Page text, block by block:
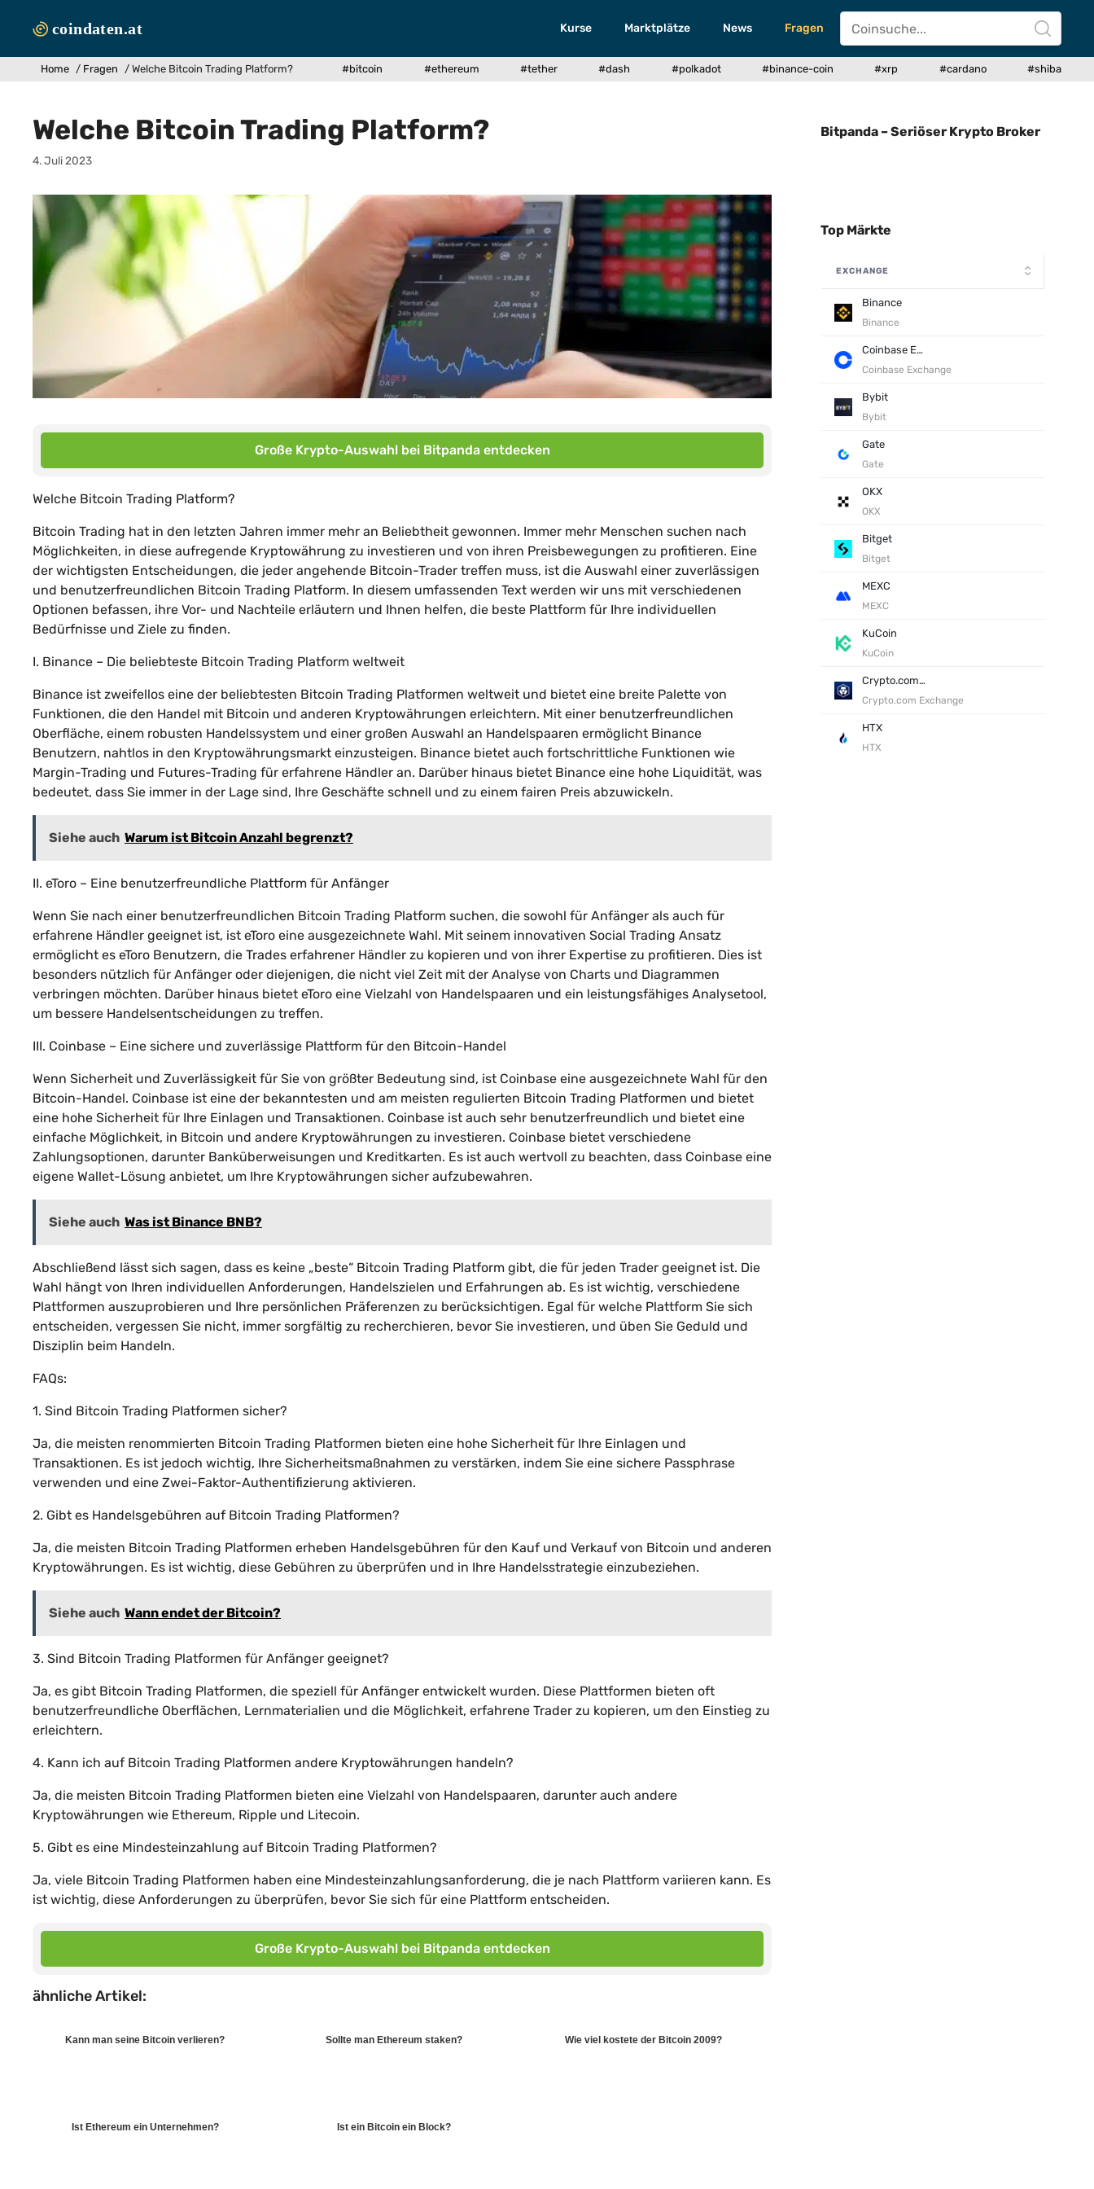
Inhalt
Kurse Marktplätze News Fragen
Home / Fragen / Welche Bitcoin Trading Platform? #bitcoin #ethereum #tether #dash #polkadot #binance-coin #xrp #cardano #shiba
Welche Bitcoin Trading Platform?
4. Juli 2023
Große Krypto-Auswahl bei Bitpanda entdecken
Welche Bitcoin Trading Platform?
Bitcoin Trading hat in den letzten Jahren immer mehr an Beliebtheit gewonnen. Immer mehr Menschen suchen nach
Möglichkeiten, in diese aufregende Kryptowährung zu investieren und von ihren Preisbewegungen zu profitieren. Eine
der wichtigsten Entscheidungen, die jeder angehende Bitcoin-Trader treffen muss, ist die Auswahl einer zuverlässigen
und benutzerfreundlichen Bitcoin Trading Platform. In diesem umfassenden Text werden wir uns mit verschiedenen
Optionen befassen, ihre Vor- und Nachteile erläutern und Ihnen helfen, die beste Plattform für Ihre individuellen
Bedürfnisse und Ziele zu finden.
I. Binance – Die beliebteste Bitcoin Trading Platform weltweit
Binance ist zweifellos eine der beliebtesten Bitcoin Trading Platformen weltweit und bietet eine breite Palette von
Funktionen, die den Handel mit Bitcoin und anderen Kryptowährungen erleichtern. Mit einer benutzerfreundlichen
Oberfläche, einem robusten Handelssystem und einer großen Auswahl an Handelspaaren ermöglicht Binance
Benutzern, nahtlos in den Kryptowährungsmarkt einzusteigen. Binance bietet auch fortschrittliche Funktionen wie
Margin-Trading und Futures-Trading für erfahrene Händler an. Darüber hinaus bietet Binance eine hohe Liquidität, was
bedeutet, dass Sie immer in der Lage sind, Ihre Geschäfte schnell und zu einem fairen Preis abzuwickeln.
Siehe auch Warum ist Bitcoin Anzahl begrenzt?
II. eToro – Eine benutzerfreundliche Plattform für Anfänger
Wenn Sie nach einer benutzerfreundlichen Bitcoin Trading Platform suchen, die sowohl für Anfänger als auch für
erfahrene Händler geeignet ist, ist eToro eine ausgezeichnete Wahl. Mit seinem innovativen Social Trading Ansatz
ermöglicht es eToro Benutzern, die Trades erfahrener Händler zu kopieren und von ihrer Expertise zu profitieren. Dies ist
besonders nützlich für Anfänger oder diejenigen, die nicht viel Zeit mit der Analyse von Charts und Diagrammen
verbringen möchten. Darüber hinaus bietet eToro eine Vielzahl von Handelspaaren und ein leistungsfähiges Analysetool,
um bessere Handelsentscheidungen zu treffen.
III. Coinbase – Eine sichere und zuverlässige Plattform für den Bitcoin-Handel
Wenn Sicherheit und Zuverlässigkeit für Sie von größter Bedeutung sind, ist Coinbase eine ausgezeichnete Wahl für den
Bitcoin-Handel. Coinbase ist eine der bekanntesten und am meisten regulierten Bitcoin Trading Platformen und bietet
eine hohe Sicherheit für Ihre Einlagen und Transaktionen. Coinbase ist auch sehr benutzerfreundlich und bietet eine
einfache Möglichkeit, in Bitcoin und andere Kryptowährungen zu investieren. Coinbase bietet verschiedene
Zahlungsoptionen, darunter Banküberweisungen und Kreditkarten. Es ist auch wertvoll zu beachten, dass Coinbase eine
eigene Wallet-Lösung anbietet, um Ihre Kryptowährungen sicher aufzubewahren.
Siehe auch Was ist Binance BNB?
Abschließend lässt sich sagen, dass es keine „beste“ Bitcoin Trading Platform gibt, die für jeden Trader geeignet ist. Die
Wahl hängt von Ihren individuellen Anforderungen, Handelszielen und Erfahrungen ab. Es ist wichtig, verschiedene
Plattformen auszuprobieren und Ihre persönlichen Präferenzen zu berücksichtigen. Egal für welche Plattform Sie sich
entscheiden, vergessen Sie nicht, immer sorgfältig zu recherchieren, bevor Sie investieren, und üben Sie Geduld und
Disziplin beim Handeln.
FAQs:
1. Sind Bitcoin Trading Platformen sicher?
Ja, die meisten renommierten Bitcoin Trading Platformen bieten eine hohe Sicherheit für Ihre Einlagen und
Transaktionen. Es ist jedoch wichtig, Ihre Sicherheitsmaßnahmen zu verstärken, indem Sie eine sichere Passphrase
verwenden und eine Zwei-Faktor-Authentifizierung aktivieren.
2. Gibt es Handelsgebühren auf Bitcoin Trading Platformen?
Ja, die meisten Bitcoin Trading Platformen erheben Handelsgebühren für den Kauf und Verkauf von Bitcoin und anderen
Kryptowährungen. Es ist wichtig, diese Gebühren zu überprüfen und in Ihre Handelsstrategie einzubeziehen.
Siehe auch Wann endet der Bitcoin?
3. Sind Bitcoin Trading Platformen für Anfänger geeignet?
Ja, es gibt Bitcoin Trading Platformen, die speziell für Anfänger entwickelt wurden. Diese Plattformen bieten oft
benutzerfreundliche Oberflächen, Lernmaterialien und die Möglichkeit, erfahrene Trader zu kopieren, um den Einstieg zu
erleichtern.
4. Kann ich auf Bitcoin Trading Platformen andere Kryptowährungen handeln?
Ja, die meisten Bitcoin Trading Platformen bieten eine Vielzahl von Handelspaaren, darunter auch andere
Kryptowährungen wie Ethereum, Ripple und Litecoin.
5. Gibt es eine Mindesteinzahlung auf Bitcoin Trading Platformen?
Ja, viele Bitcoin Trading Platformen haben eine Mindesteinzahlungsanforderung, die je nach Plattform variieren kann. Es
ist wichtig, diese Anforderungen zu überprüfen, bevor Sie sich für eine Plattform entscheiden.
Große Krypto-Auswahl bei Bitpanda entdecken
ähnliche Artikel:
Kann man seine Bitcoin verlieren? Sollte man Ethereum staken? Wie viel kostete der Bitcoin 2009?
Ist Ethereum ein Unternehmen? Ist ein Bitcoin ein Block?
Bitpanda – Seriöser Krypto Broker
Top Märkte
EXCHANGE
Binance
Binance
Coinbase Exchange
Coinbase Exchange
Bybit
Bybit
Gate
Gate
OKX
OKX
Bitget
Bitget
MEXC
MEXC
KuCoin
KuCoin
Crypto.com Exchange
Crypto.com Exchange
HTX
HTX